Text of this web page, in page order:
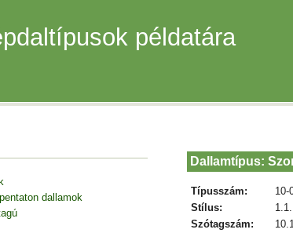
példatára
dallamok
Dallamtípus:
Típusszám:
10-
Stílus:
Szótagszám: